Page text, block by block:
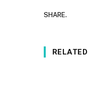
SHARE.
RELATED